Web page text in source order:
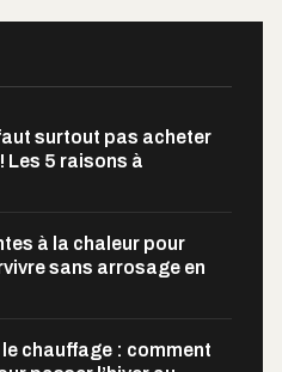
surtout pas acheter
Les 5 raisons à
à la chaleur pour
sans arrosage en
chauffage : comment